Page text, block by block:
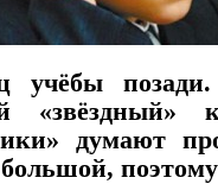
учёбы
«звёздный»
думают
большой,